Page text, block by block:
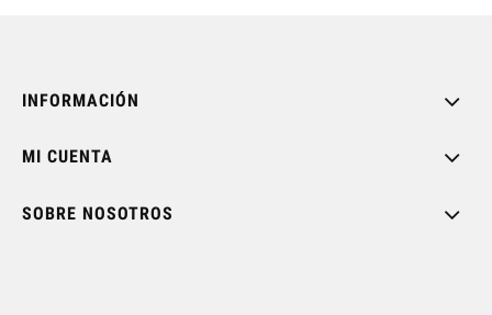
INFORMACIÓN
MI CUENTA
SOBRE NOSOTROS